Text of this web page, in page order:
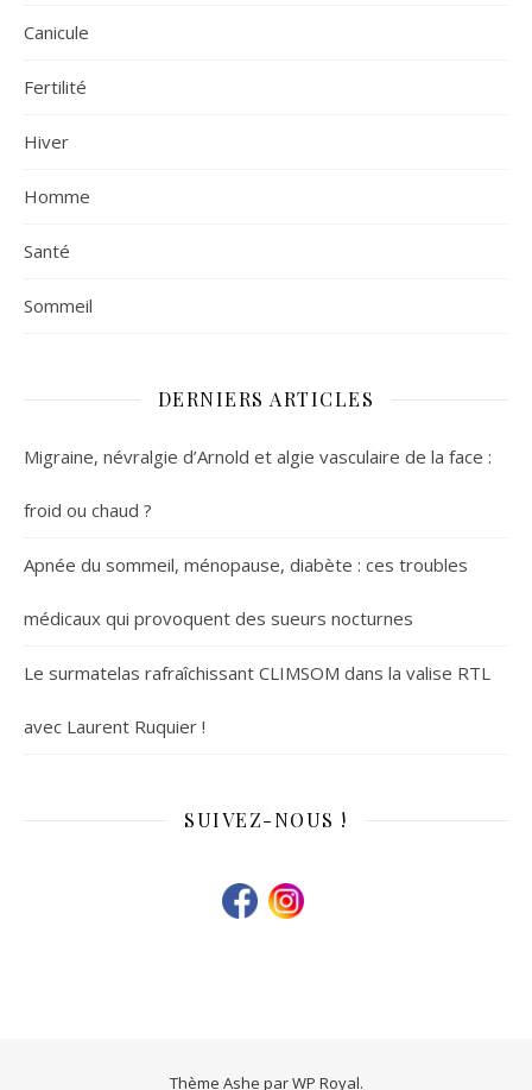
Canicule
Fertilité
Hiver
Homme
Santé
Sommeil
DERNIERS ARTICLES
Migraine, névralgie d’Arnold et algie vasculaire de la face :
froid ou chaud ?
Apnée du sommeil, ménopause, diabète : ces troubles
médicaux qui provoquent des sueurs nocturnes
Le surmatelas rafraîchissant CLIMSOM dans la valise RTL
avec Laurent Ruquier !
SUIVEZ-NOUS !
Thème Ashe parWP Royal.